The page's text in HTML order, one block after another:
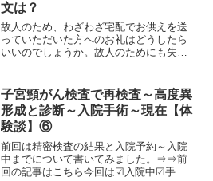
文は？
故人のため、わざわざ宅配でお供えを送
っていただいた方へのお礼はどうしたら
いいのでしょうか。故人のためにも失礼
す。どれが正解とは言えませんが、一般
的な考えを書いていきたい...
子宮頸がん検査で再検査～高度異
形成と診断～入院手術～現在【体
験談】⑥
前回は精密検査の結果と入院予約～入院
中までについて書いてみました。⇒⇒前
回の記事はこちら今回は☑入院中☑手術